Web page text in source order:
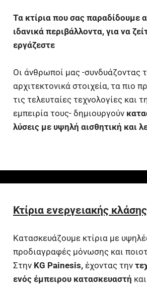
Τα κτίρια που σας παραδίδουμε
ιδανικά περιβάλλοντα, για να
εργάζεστε
Οι άνθρωποί μας -συνδυάζοντας
αρχιτεκτονικά στοιχεία, τα πιο
τις τελευταίες τεχνολογίες και
εμπειρία τους- δημιουργούν
λύσεις με υψηλή αισθητική και
Κτίρια ενεργειακής
Κατασκευάζουμε κτίρια με
προδιαγραφές μόνωσης και
Στην KG Painesis, έχοντας την
ενός έμπειρου κατασκευαστή και